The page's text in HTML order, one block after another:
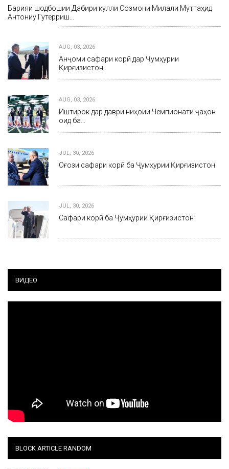
Барқияи шодбошии Дабири кулли Созмони Милали Муттаҳид
Антониу Гутерриш…
AUG, 03, 2026
Анҷоми сафари корӣ дар Ҷумҳурии
Қирғизистон
AUG, 03, 2026
Иштирок дар даври ниҳоии Чемпионати ҷаҳон
оид ба…
JUL, 30, 2026
Оғози сафари корӣ ба Ҷумҳурии Қирғизистон
JUL, 30, 2026
Сафари корӣ ба Ҷумҳурии Қирғизистон
ВИДЕО
BLOCK ARTICLE RANDOM